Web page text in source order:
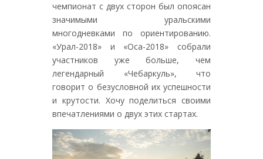
чемпионат с двух сторон был опоясан
значимыми уральскими
многодневками по ориентированию.
«Урал-2018» и «Оса-2018» собрали
участников уже больше, чем
легендарный «Чебаркуль», что
говорит о безусловной их успешности
и крутости. Хочу поделиться своими
впечатлениями о двух этих стартах.